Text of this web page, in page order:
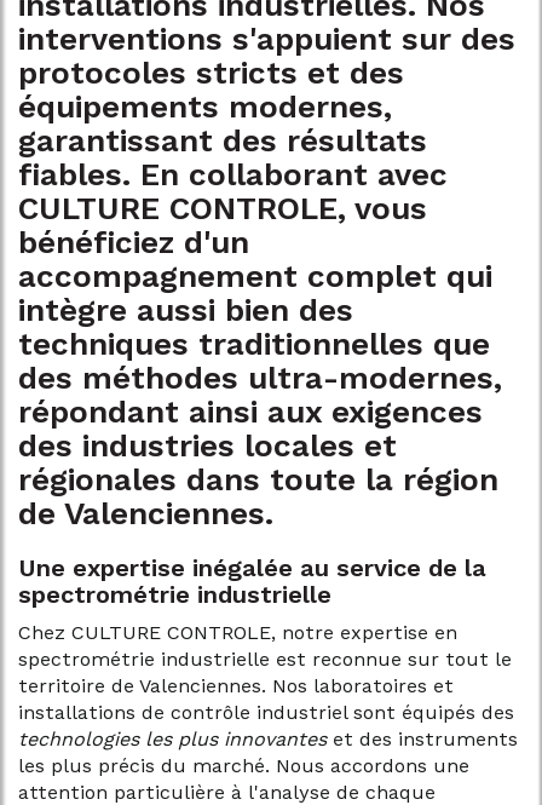
interventions s'appuient sur des
protocoles stricts et des
équipements modernes,
garantissant des résultats
fiables. En collaborant avec
CULTURE CONTROLE, vous
bénéficiez d'un
accompagnement complet qui
intègre aussi bien des
techniques traditionnelles que
des méthodes ultra-modernes,
répondant ainsi aux exigences
des industries locales et
régionales dans toute la région
de Valenciennes.
Une expertise inégalée au service de la
spectrométrie industrielle
Chez CULTURE CONTROLE, notre expertise en
spectrométrie industrielle est reconnue sur tout le
territoire de Valenciennes. Nos laboratoires et
installations de contrôle industriel sont équipés des
technologies les plus innovanteset des instruments
les plus précis du marché. Nous accordons une
attention particulière à l'analyse de chaque